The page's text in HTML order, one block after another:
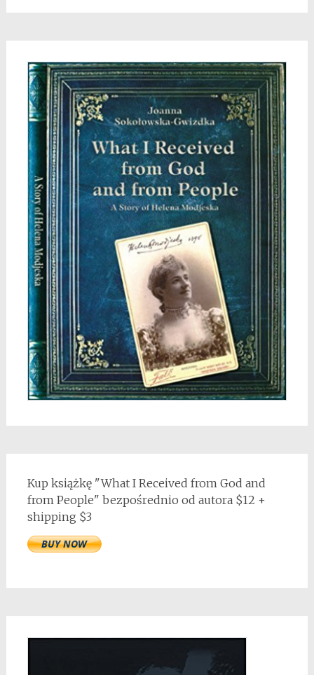
Kup książkę "What I Received from God and
from People" bezpośrednio od autora $12 +
shipping $3